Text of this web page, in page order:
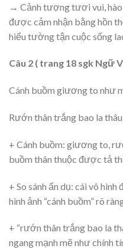
→ Cảnh tượng tươi vui,
được cảm nhận bằng hồn
hiểu tường tận cuộc sống
Câu 2 ( trang 18 sgk Ngữ
Cánh buồm giương to như
Rướn thân trắng bao la
+ Cánh buồm: giương to,
buồm thân thuộc được tả
+ So sánh ẩn dụ: cái vô
hình ảnh “cánh buồm” rõ
+ “rướn thân trắng bao la
ngang mạnh mẽ như chính